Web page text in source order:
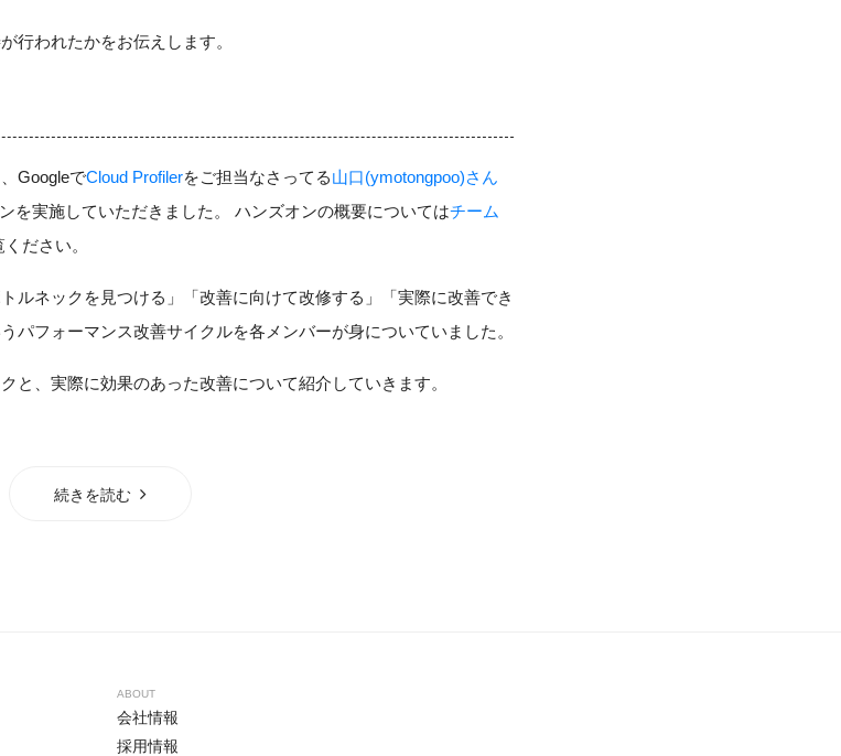
行われたかをお伝えします。
GoogleでCloud Profilerをご担当なさってる山口(ymotongpoo)さん
を実施していただきました。 ハンズオンの概要についてはチーム
ださい。
ルネックを見つける」「改善に向けて改修する」「実際に改善でき
パフォーマンス改善サイクルを各メンバーが身についていました。
と、実際に効果のあった改善について紹介していきます。
続きを読む
ABOUT
会社情報
採用情報